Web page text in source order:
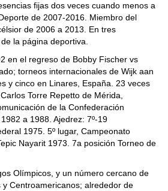
fijas dos veces cuando menos a
de 2007-2016. Miembro del
de 2006 a 2013. En tres
la página deportiva.
en el regreso de Bobby Fischer vs
torneos internacionales de Wijk aan
y cinco en Linares, España. 23 veces
Torre Repetto de Mérida,
de la Confederación
a 1988. Ajedrez: 7º-19
1975. 5º lugar, Campeonato
Nayarit 1973. 7a posición Torneo de
Olímpicos, y un número cercano de
Centroamericanos; alrededor de